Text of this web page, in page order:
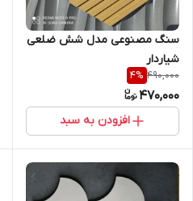
سنگ مصنوعی مدل شش ضلعی
شیاردار
490,000
4%
470,000
افزودن به سبد